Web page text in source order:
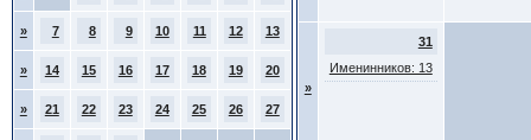
» 7 8 9 10 11 12 13
» 14 15 16 17 18 19 20
» 21 22 23 24 25 26 27
»
31
Именинников: 13